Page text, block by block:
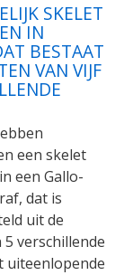
SKELET
IN
BESTAAT
VAN VIJF
een skelet
een Gallo-
dat is
uit de
verschillende
uiteenlopende